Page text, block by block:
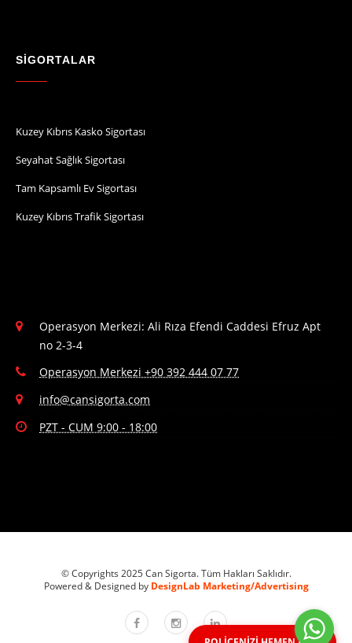
SİGORTALAR
Kuzey Kıbrıs Kasko Sigortası
Seyahat Sağlık Sigortası
Tam Kapsamlı Ev Sigortası
Kuzey Kıbrıs Trafik Sigortası
Operasyon Merkezi: Ali Rıza Efendi Caddesi Efruz Apt
no 2-3-4
Operasyon Merkezi +90 392 444 07 77
info@cansigorta.com
PZT - CUM 9:00 - 18:00
© Copyrights 2025 Can Sigorta. Tüm Hakları Saklıdır.
Powered & Designed by DesignLab Marketing/Advertising